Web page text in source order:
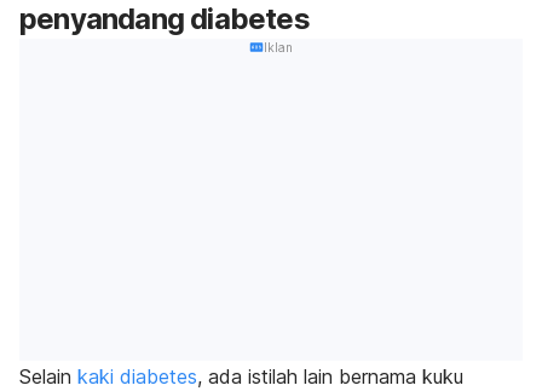
penyandang diabetes
Iklan
Selain kaki diabetes, ada istilah lain bernama kuku